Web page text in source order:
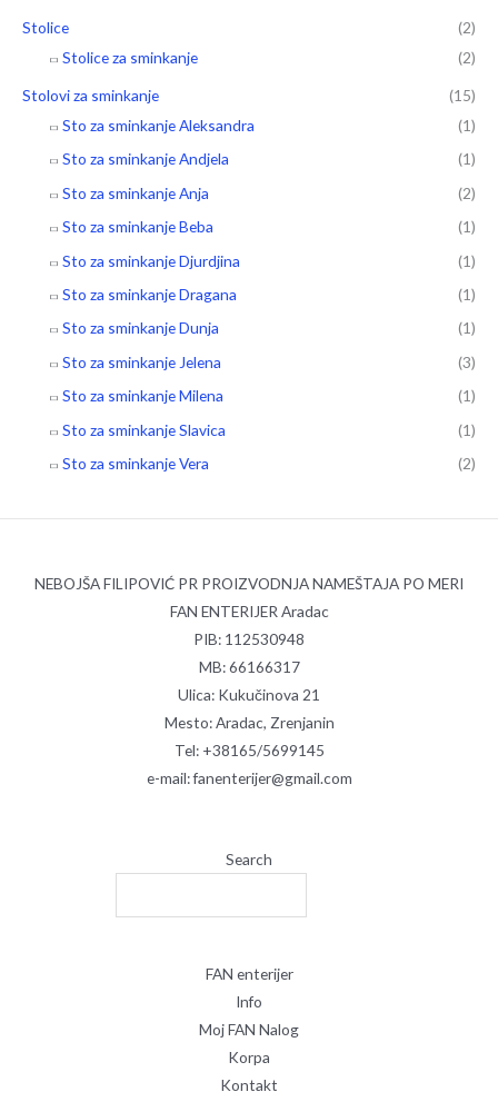
Stolice
(2)
Stolice za sminkanje
(2)
Stolovi za sminkanje
(15)
Sto za sminkanje Aleksandra
(1)
Sto za sminkanje Andjela
(1)
Sto za sminkanje Anja
(2)
Sto za sminkanje Beba
(1)
Sto za sminkanje Djurdjina
(1)
Sto za sminkanje Dragana
(1)
Sto za sminkanje Dunja
(1)
Sto za sminkanje Jelena
(3)
Sto za sminkanje Milena
(1)
Sto za sminkanje Slavica
(1)
Sto za sminkanje Vera
(2)
NEBOJŠA FILIPOVIĆ PR PROIZVODNJA NAMEŠTAJA PO MERI
FAN ENTERIJER Aradac
PIB: 112530948
MB: 66166317
Ulica: Kukučinova 21
Mesto: Aradac, Zrenjanin
Tel: +38165/5699145
e-mail: fanenterijer@gmail.com
Search
FAN enterijer
Info
Moj FAN Nalog
Korpa
Kontakt